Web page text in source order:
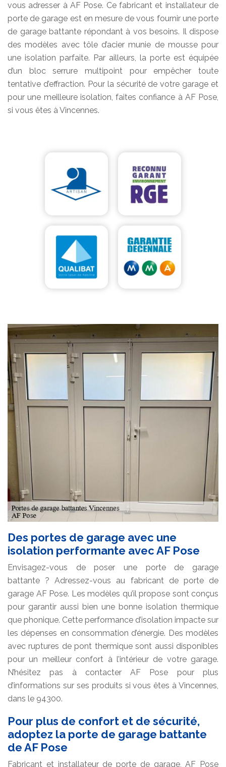
vous adresser à AF Pose. Ce fabricant et installateur de
porte de garage est en mesure de vous fournir une porte
de garage battante répondant à vos besoins. Il dispose
des modèles avec tôle d’acier munie de mousse pour
une isolation parfaite. Par ailleurs, la porte est équipée
d’un bloc serrure multipoint pour empêcher toute
tentative d’effraction. Pour la sécurité de votre garage et
pour une meilleure isolation, faites confiance à AF Pose,
si vous êtes à Vincennes.
Des portes de garage avec une
isolation performante avec AF Pose
Envisagez-vous de poser une porte de garage
battante ? Adressez-vous au fabricant de porte de
garage AF Pose. Les modèles qu’il propose sont conçus
pour garantir aussi bien une bonne isolation thermique
que phonique. Cette performance d’isolation impacte sur
les dépenses en consommation d’énergie. Des modèles
avec ruptures de pont thermique sont aussi disponibles
pour un meilleur confort à l’intérieur de votre garage.
N’hésitez pas à contacter AF Pose pour plus
d’informations sur ses produits si vous êtes à Vincennes,
dans le 94300.
Pour plus de confort et de sécurité,
adoptez la porte de garage battante
de AF Pose
Fabricant et installateur de porte de garage, AF Pose